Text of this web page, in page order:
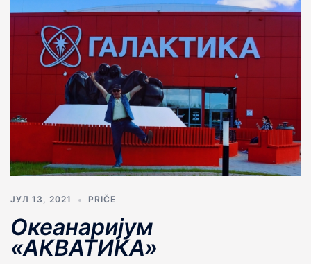
ЈУЛ 13, 2021 PRIČE
Океанаријум
«АКВАТИКА»